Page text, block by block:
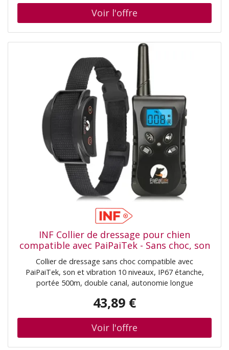
INF Collier de dressage pour chien
compatible avec PaiPaiTek - Sans choc, son
et vibration 10 niveaux, IP67 étanche,
portée
Collier de dressage sans choc compatible avec
PaiPaiTek, son et vibration 10 niveaux, IP67 étanche,
portée 500m, double canal, autonomie longue
batteries 300mAh et indicateurs de charge. Dressage
vibration à 10 niveaux pour corriger le comportement et
renforcer le rappel sans stimulation électrique. Ce collier
de dressage sans choc est conçu pour les chiens de
43,89 €